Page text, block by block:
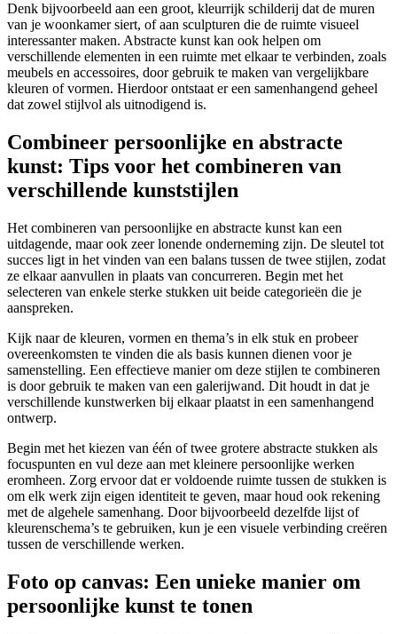
Denk bijvoorbeeld aan een groot, kleurrijk schilderij dat de muren
van je woonkamer siert, of aan sculpturen die de ruimte visueel
interessanter maken. Abstracte kunst kan ook helpen om
verschillende elementen in een ruimte met elkaar te verbinden, zoals
meubels en accessoires, door gebruik te maken van vergelijkbare
kleuren of vormen. Hierdoor ontstaat er een samenhangend geheel
dat zowel stijlvol als uitnodigend is.
Combineer persoonlijke en abstracte
kunst: Tips voor het combineren van
verschillende kunststijlen
Het combineren van persoonlijke en abstracte kunst kan een
uitdagende, maar ook zeer lonende onderneming zijn. De sleutel tot
succes ligt in het vinden van een balans tussen de twee stijlen, zodat
ze elkaar aanvullen in plaats van concurreren. Begin met het
selecteren van enkele sterke stukken uit beide categorieën die je
aanspreken.
Kijk naar de kleuren, vormen en thema’s in elk stuk en probeer
overeenkomsten te vinden die als basis kunnen dienen voor je
samenstelling. Een effectieve manier om deze stijlen te combineren
is door gebruik te maken van een galerijwand. Dit houdt in dat je
verschillende kunstwerken bij elkaar plaatst in een samenhangend
ontwerp.
Begin met het kiezen van één of twee grotere abstracte stukken als
focuspunten en vul deze aan met kleinere persoonlijke werken
eromheen. Zorg ervoor dat er voldoende ruimte tussen de stukken is
om elk werk zijn eigen identiteit te geven, maar houd ook rekening
met de algehele samenhang. Door bijvoorbeeld dezelfde lijst of
kleurenschema’s te gebruiken, kun je een visuele verbinding creëren
tussen de verschillende werken.
Foto op canvas: Een unieke manier om
persoonlijke kunst te tonen